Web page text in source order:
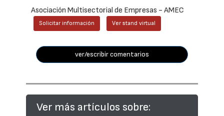
Asociación Multisectorial de Empresas - AMEC
Solicitar información Ver stand virtual
ver/escribir comentarios
Ver más artículos sobre: